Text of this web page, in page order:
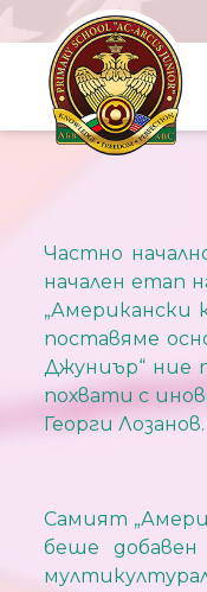
Частно
начален етап
„Американски
поставяме
Джуниър“ ние
похвати с
Георги Лозанов.
Самият
беше